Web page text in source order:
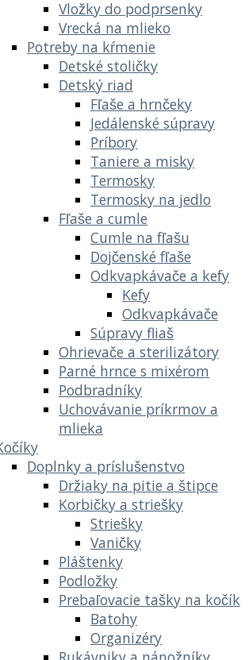
Vložky do podprsenky
Vrecká na mlieko
Potreby na kŕmenie
Detské stoličky
Detský riad
Fľaše a hrnčeky
Jedálenské súpravy
Príbory
Taniere a misky
Termosky
Termosky na jedlo
Fľaše a cumle
Cumle na fľašu
Dojčenské fľaše
Odkvapkávače a kefy
Kefy
Odkvapkávače
Súpravy fliaš
Ohrievače a sterilizátory
Parné hrnce s mixérom
Podbradníky
Uchovávanie príkrmov a
mlieka
Doplnky a príslušenstvo
Držiaky na pitie a štipce
Korbičky a striešky
Striešky
Vaničky
Pláštenky
Podložky
Prebaľovacie tašky na kočík
Batohy
Organizéry